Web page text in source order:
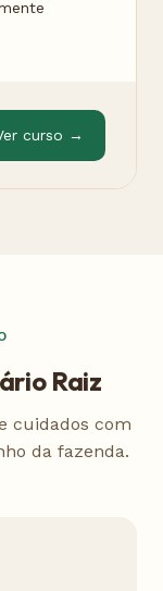
curso →
Raiz
cuidados com
da fazenda.